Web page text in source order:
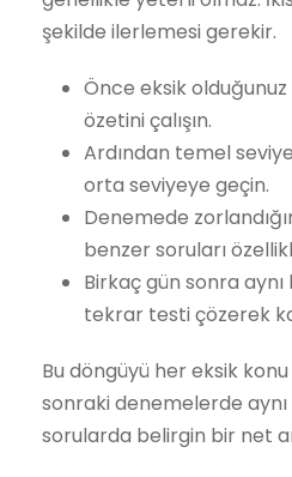
şekilde ilerlemesi gerekir.
Önce eksik olduğunuz
özetini çalışın.
Ardından temel
orta seviyeye geçin.
Denemede
benzer soruları
Birkaç gün sonra
tekrar testi çözerek
Bu döngüyü her eksik konu
sonraki denemelerde
sorularda belirgin bir net